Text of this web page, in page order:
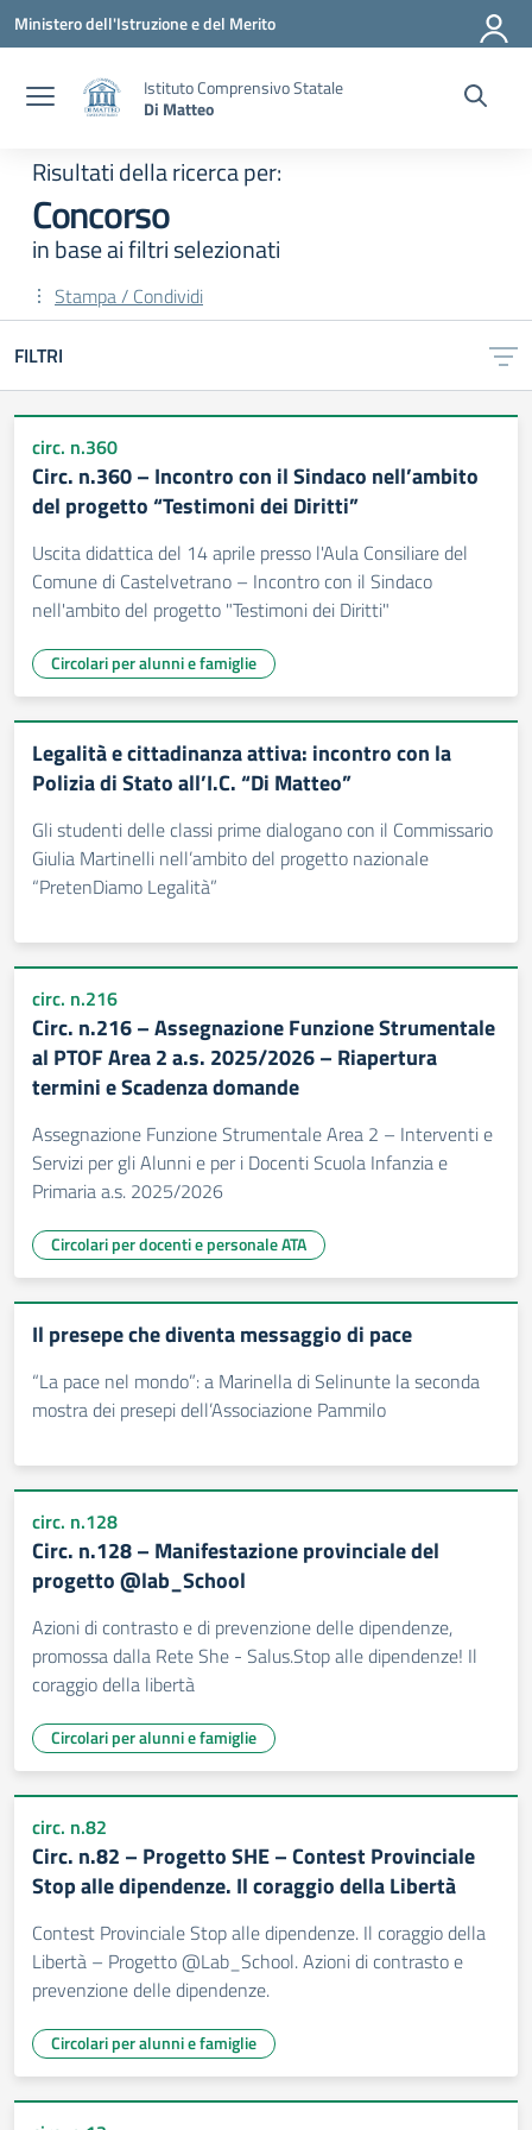
Vai ai contenuti
Vai al menu di navigazione
Vai al footer
Ministero dell'Istruzione e del Merito
Istituto Comprensivo Statale
Di Matteo
Risultati della ricerca per:
Concorso
in base ai filtri selezionati
Stampa / Condividi
FILTRI
Risultati di ricerca
circ. n.360
Circ. n.360 – Incontro con il Sindaco nell’ambito
del progetto “Testimoni dei Diritti”
Uscita didattica del 14 aprile presso l'Aula Consiliare del
Comune di Castelvetrano – Incontro con il Sindaco
nell'ambito del progetto "Testimoni dei Diritti"
Circolari per alunni e famiglie
Legalità e cittadinanza attiva: incontro con la
Polizia di Stato all’I.C. “Di Matteo”
Gli studenti delle classi prime dialogano con il Commissario
Giulia Martinelli nell’ambito del progetto nazionale
“PretenDiamo Legalità”
circ. n.216
Circ. n.216 – Assegnazione Funzione Strumentale
al PTOF Area 2 a.s. 2025/2026 – Riapertura
termini e Scadenza domande
Assegnazione Funzione Strumentale Area 2 – Interventi e
Servizi per gli Alunni e per i Docenti Scuola Infanzia e
Primaria a.s. 2025/2026
Circolari per docenti e personale ATA
Il presepe che diventa messaggio di pace
“La pace nel mondo”: a Marinella di Selinunte la seconda
mostra dei presepi dell’Associazione Pammilo
circ. n.128
Circ. n.128 – Manifestazione provinciale del
progetto @lab_School
Azioni di contrasto e di prevenzione delle dipendenze,
promossa dalla Rete She - Salus.Stop alle dipendenze! Il
coraggio della libertà
Circolari per alunni e famiglie
circ. n.82
Circ. n.82 – Progetto SHE – Contest Provinciale
Stop alle dipendenze. Il coraggio della Libertà
Contest Provinciale Stop alle dipendenze. Il coraggio della
Libertà – Progetto @Lab_School. Azioni di contrasto e
prevenzione delle dipendenze.
Circolari per alunni e famiglie